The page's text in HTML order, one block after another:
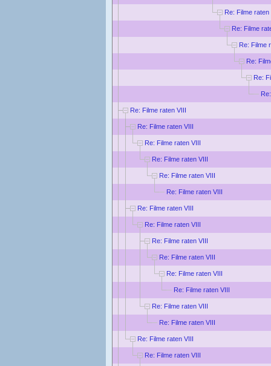
Re: Filme raten
Re: Filme
Re: Filme
Re:
Re:
Re: Filme raten VIII
Re: Filme raten VIII
Re: Filme raten VIII
Re: Filme raten VIII
Re: Filme raten VIII
Re: Filme raten VIII
Re: Filme raten VIII
Re: Filme raten VIII
Re: Filme raten VIII
Re: Filme raten VIII
Re: Filme raten VIII
Re: Filme raten VIII
Re: Filme raten VIII
Re: Filme raten VIII
Re: Filme raten VIII
Re: Filme raten VIII